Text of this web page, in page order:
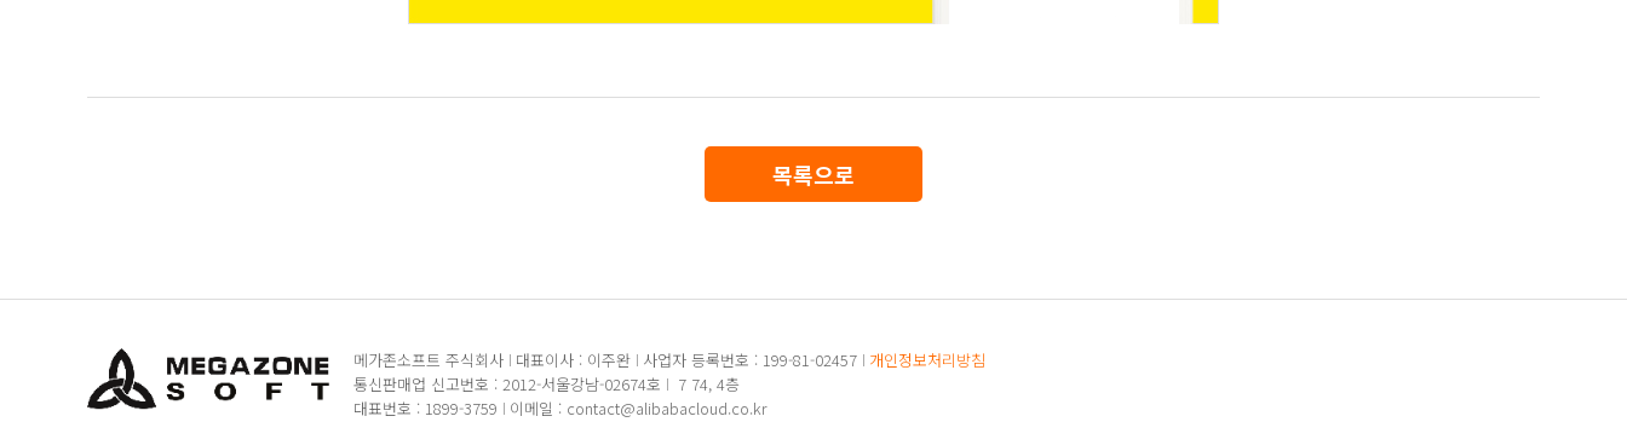
목록으로
메가존소프트 주식회사 대표이사 : 이주완 사업자 등록번호 : 199-81-02457 개인정보처리방침
통신판매업 신고번호 : 2012-서울강남-02674호
7 74, 4층
대표번호 : 1899-3759
이메일 : contact@alibabacloud.co.kr